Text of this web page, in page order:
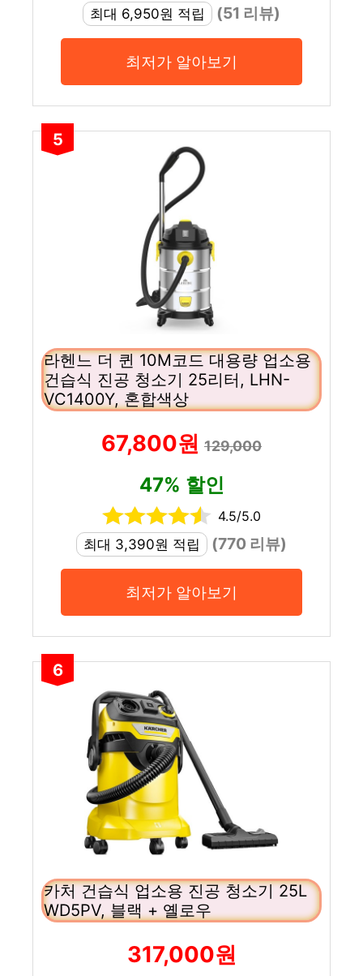
최대 6,950원 적립 (51 리뷰)
최저가 알아보기
5
라헨느 더 퀸 10M코드 대용량 업소용
건습식 진공 청소기 25리터, LHN-
VC1400Y, 혼합색상
67,800원 129,000
47% 할인
4.5/5.0
최대 3,390원 적립
(770 리뷰)
최저가 알아보기
6
카처 건습식 업소용 진공 청소기 25L
WD5PV, 블랙 + 옐로우
317,000원